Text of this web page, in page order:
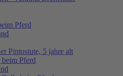
Pferd
Pintostute, 5 jahre alt
beim Pferd